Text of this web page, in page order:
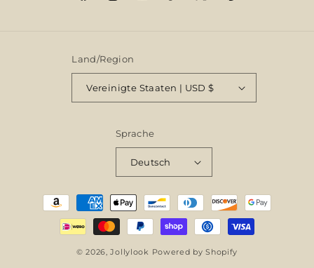
Land/Region
Vereinigte Staaten | USD $
Sprache
Deutsch
Zahlungsmethoden
© 2026,Jollylook Powered by Shopify